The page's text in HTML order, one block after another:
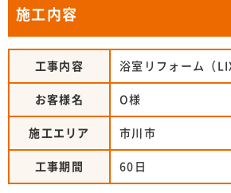
施工内容
工事内容 浴室リフォーム（
お客様名 O様
施工エリア 市川市
工事期間 60日